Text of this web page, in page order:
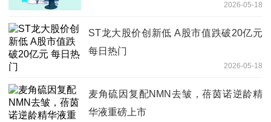
2026-05-18
ST龙大股价创新低 A股市值跌破20亿元
每日热门
2026-05-18
麦角硫因复配NMN去皱，蓓茵诺逆龄精
华液重磅上市